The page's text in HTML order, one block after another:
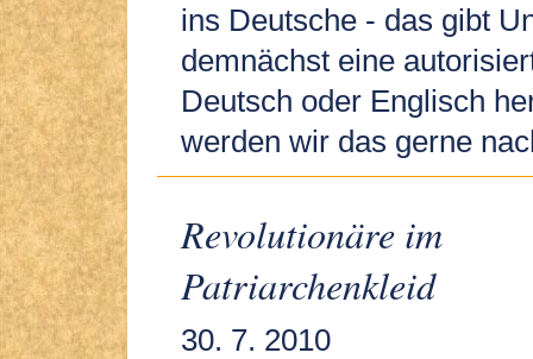
ins Deutsche - das gibt
demnächst eine
Deutsch oder Englisch
werden wir das gerne
Revolutionäre im
Patriarchenkleid
30. 7. 2010